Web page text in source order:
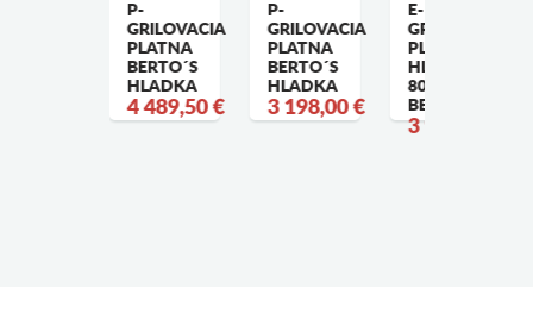
P-
GRILOVACIA
PLATNA
BERTO´S
HLADKA
4 489,50 €
P-
GRILOVACIA
PLATNA
BERTO´S
HLADKA
3 198,00 €
E-
GRILOVACIA
PLATNA
HLADKA
800 MM -
BERTO´S
3 923,70 €